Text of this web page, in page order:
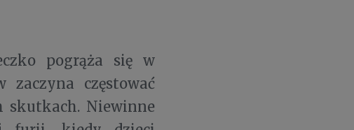
pogrąża się w
zaczyna częstować
skutkach. Niewinne